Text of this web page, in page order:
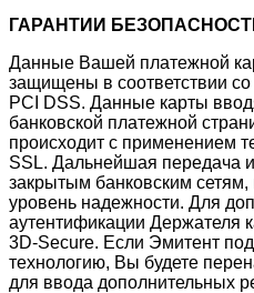
ГАРАНТИИ
Данные Вашей платежной
защищены в соответствии
PCI DSS. Данные карты
банковской платежной
происходит с применением
SSL. Дальнейшая передача
закрытым банковским
уровень надежности. Для
аутентификации Держателя
3D-Secure. Если Эмитент
технологию, Вы будете
для ввода дополнительных